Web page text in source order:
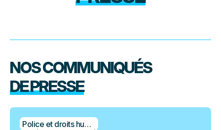
NOS COMMUNIQUÉS
DE PRESSE
Police et droits humains